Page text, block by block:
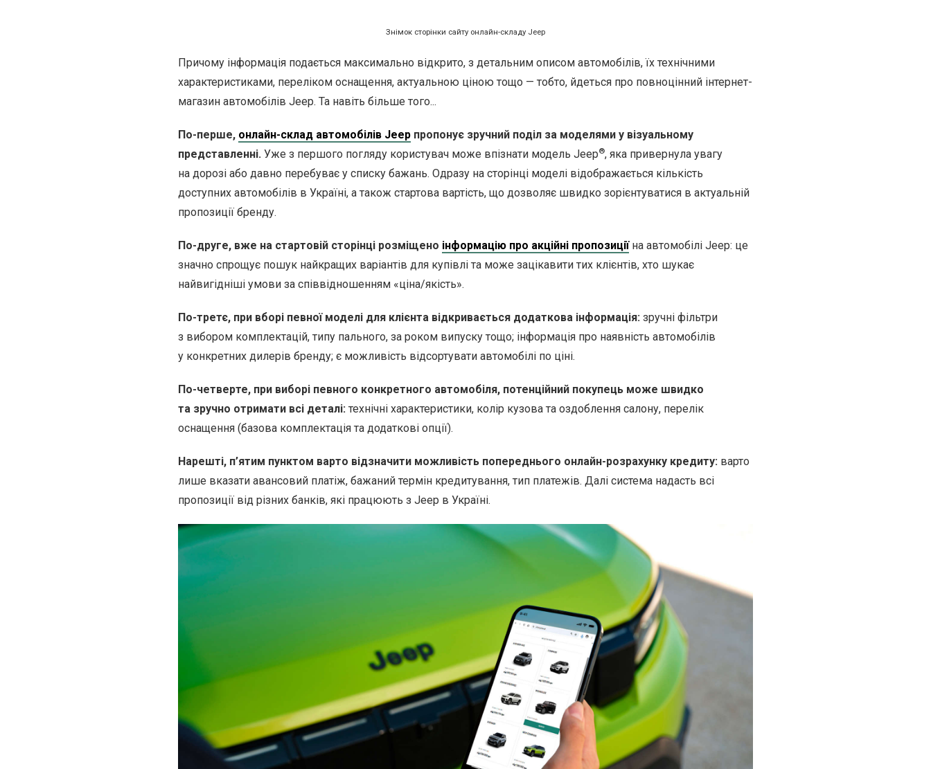
Знімок сторінки сайту онлайн-складу Jeep
Причому інформація подається максимально відкрито, з детальним описом автомобілів, їх технічними
характеристиками, переліком оснащення, актуальною ціною тощо — тобто, йдеться про повноцінний інтернет-
магазин автомобілів Jeep. Та навіть більше того...
По-перше, онлайн-склад автомобілів Jeep пропонує зручний поділ за моделями у візуальному
представленні. Уже з першого погляду користувач може впізнати модель Jeep®, яка привернула увагу
на дорозі або давно перебуває у списку бажань. Одразу на сторінці моделі відображається кількість
доступних автомобілів в Україні, а також стартова вартість, що дозволяє швидко зорієнтуватися в актуальній
пропозиції бренду.
По-друге, вже на стартовій сторінці розміщено інформацію про акційні пропозиції на автомобілі Jeep: це
значно спрощує пошук найкращих варіантів для купівлі та може зацікавити тих клієнтів, хто шукає
найвигідніші умови за співвідношенням «ціна/якість».
По-третє, при вборі певної моделі для клієнта відкривається додаткова інформація: зручні фільтри
з вибором комплектацій, типу пального, за роком випуску тощо; інформація про наявність автомобілів
у конкретних дилерів бренду; є можливість відсортувати автомобілі по ціні.
По-четверте, при виборі певного конкретного автомобіля, потенційний покупець може швидко
та зручно отримати всі деталі: технічні характеристики, колір кузова та оздоблення салону, перелік
оснащення (базова комплектація та додаткові опції).
Нарешті, п’ятим пунктом варто відзначити можливість попереднього онлайн-розрахунку кредиту: варто
лише вказати авансовий платіж, бажаний термін кредитування, тип платежів. Далі система надасть всі
пропозиції від різних банків, які працюють з Jeep в Україні.